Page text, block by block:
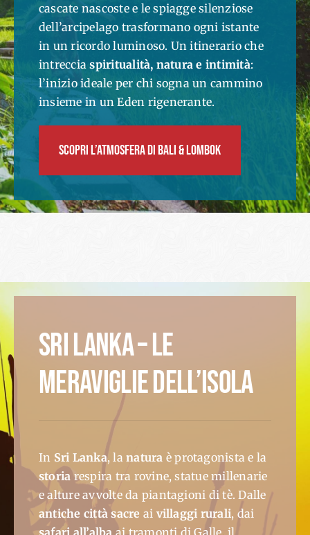
cascate nascoste e le spiagge silenziose
dell’arcipelago trasformano ogni istante
in un ricordo luminoso. Un itinerario che
intrecciaspiritualità, natura e intimità:
l’inizio ideale per chi sogna un cammino
insieme in un Eden rigenerante.
SCOPRI L’ATMOSFERA DI BALI & LOMBOK
SRI LANKA – LE
MERAVIGLIE DELL’ISOLA
In Sri Lanka, lanatura è protagonista e la
storiarespira tra rovine, statue millenarie
e alture avvolte da piantagioni di tè. Dalle
antiche città sacre ai villaggi rurali, dai